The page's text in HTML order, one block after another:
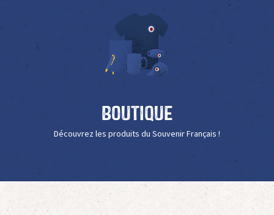
Boutique
Découvrez les produits du Souvenir Français !